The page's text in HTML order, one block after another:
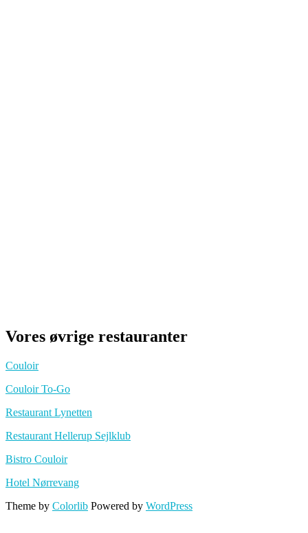
Vores øvrige restauranter
Couloir
Couloir To-Go
Restaurant Lynetten
Restaurant Hellerup Sejlklub
Bistro Couloir
Hotel Nørrevang
Theme by Colorlib Powered by WordPress